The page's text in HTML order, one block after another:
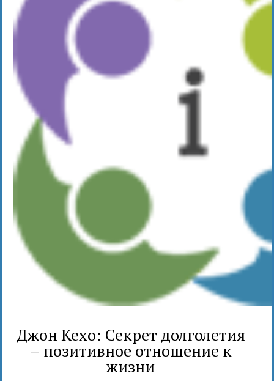
Джон Кехо: Секрет долголетия
– позитивное отношение к
жизни